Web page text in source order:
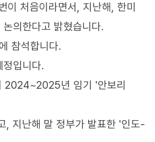
처음이라면서, 지난해, 한미
의한다고 밝혔습니다.
참석합니다.
입니다.
2024~2025년 임기 '안보리
, 지난해 말 정부가 발표한 '인도-